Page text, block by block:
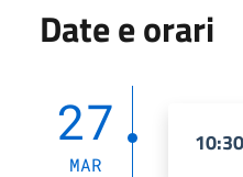
Date e orari
27
MAR